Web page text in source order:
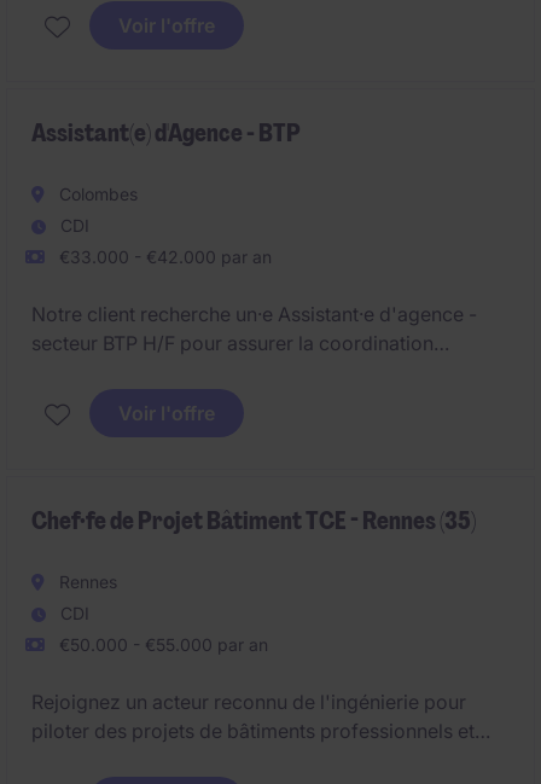
Postulez.
Voir l'offre
Assistant(e) d'Agence - BTP
Colombes
CDI
€33.000 - €42.000 par an
Notre client recherche un·e Assistant·e d'agence -
secteur BTP H/F pour assurer la coordination
Bâtiment et Construction sur Colombes. Le poste
requiert polyvalence, organisation et sens du service
Voir l'offre
Chef·fe de Projet Bâtiment TCE - Rennes (35)
Rennes
CDI
€50.000 - €55.000 par an
Rejoignez un acteur reconnu de l'ingénierie pour
piloter des projets de bâtiments professionnels et